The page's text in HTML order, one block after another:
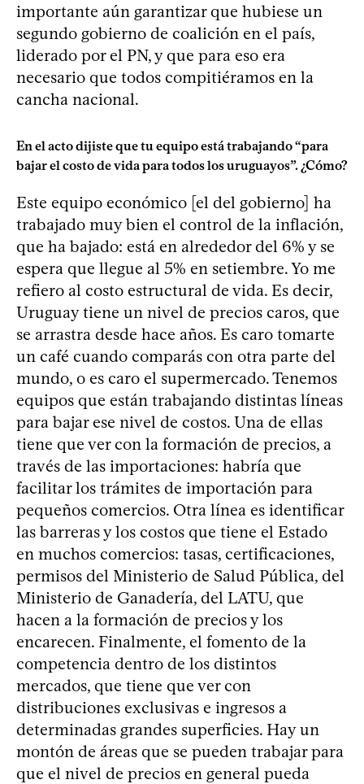
importante aún garantizar que hubiese un
segundo gobierno de coalición en el país,
liderado por el PN, y que para eso era
necesario que todos compitiéramos en la
cancha nacional.
En el acto dijiste que tu equipo está trabajando “para
bajar el costo de vida para todos los uruguayos”. ¿Cómo?
Este equipo económico [el del gobierno] ha
trabajado muy bien el control de la inflación,
que ha bajado: está en alrededor del 6% y se
espera que llegue al 5% en setiembre. Yo me
refiero al costo estructural de vida. Es decir,
Uruguay tiene un nivel de precios caros, que
se arrastra desde hace años. Es caro tomarte
un café cuando comparás con otra parte del
mundo, o es caro el supermercado. Tenemos
equipos que están trabajando distintas líneas
para bajar ese nivel de costos. Una de ellas
tiene que ver con la formación de precios, a
través de las importaciones: habría que
facilitar los trámites de importación para
pequeños comercios. Otra línea es identificar
las barreras y los costos que tiene el Estado
en muchos comercios: tasas, certificaciones,
permisos del Ministerio de Salud Pública, del
Ministerio de Ganadería, del LATU, que
hacen a la formación de precios y los
encarecen. Finalmente, el fomento de la
competencia dentro de los distintos
mercados, que tiene que ver con
distribuciones exclusivas e ingresos a
determinadas grandes superficies. Hay un
montón de áreas que se pueden trabajar para
que el nivel de precios en general pueda